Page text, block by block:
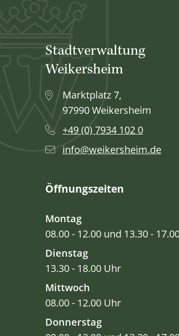
Stadtverwaltung
Weikersheim
Marktplatz 7,
97990 Weikersheim
+49 (0) 7934 102 0
info@weikersheim.de
Öffnungszeiten
Montag
08.00 - 12.00 und 13.30 -
Dienstag
13.30 - 18.00 Uhr
Mittwoch
08.00 - 12.00 Uhr
Donnerstag